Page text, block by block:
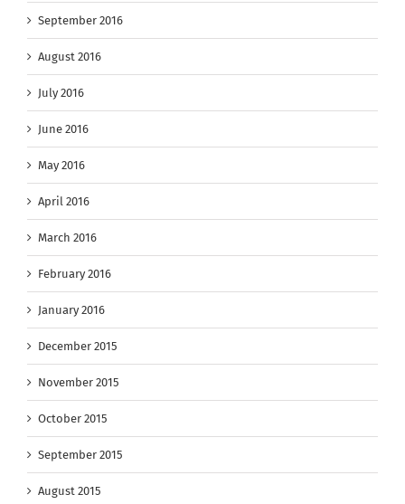
September 2016
August 2016
July 2016
June 2016
May 2016
April 2016
March 2016
February 2016
January 2016
December 2015
November 2015
October 2015
September 2015
August 2015